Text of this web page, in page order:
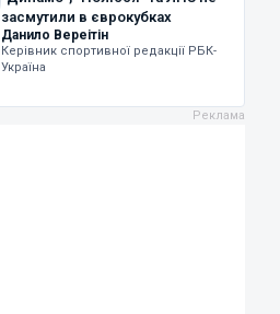
засмутили в єврокубках
Данило Вереітін
Керівник спортивної редакції РБК-
Україна